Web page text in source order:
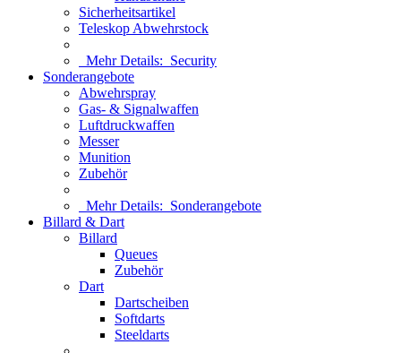
Sicherheitsartikel
Teleskop Abwehrstock
Mehr Details: Security
Sonderangebote
Abwehrspray
Gas- & Signalwaffen
Luftdruckwaffen
Messer
Munition
Zubehör
Mehr Details: Sonderangebote
Billard & Dart
Billard
Queues
Zubehör
Dart
Dartscheiben
Softdarts
Steeldarts